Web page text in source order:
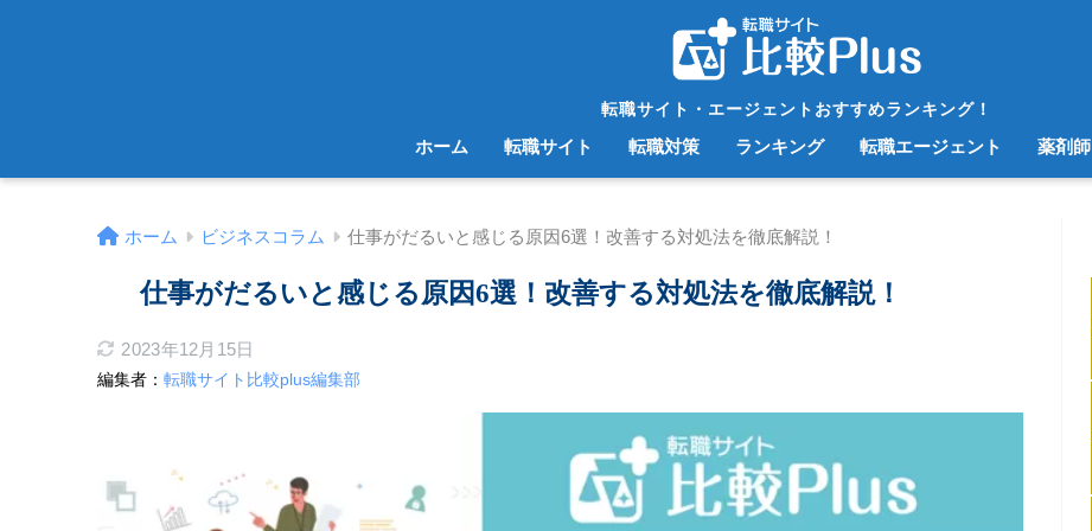
転職サイト・エージェントおすすめランキング！
ホーム 転職サイト 転職対策 ランキング 転職エージェント 薬剤師
ホーム ビジネスコラム 仕事がだるいと感じる原因6選！改善する対処法を徹底解説！
仕事がだるいと感じる原因6選！改善する対処法を徹底解説！
2023年12月15日
編集者： 転職サイト比較plus編集部